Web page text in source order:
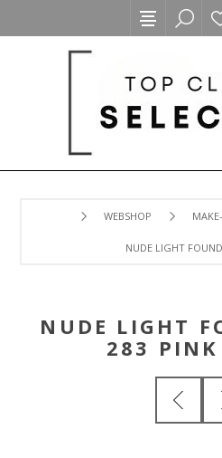
WEBSHOP
NUDE LIGHT
NUDE LIGHT
283 PINK